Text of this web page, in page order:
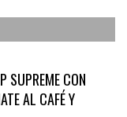
SUPREME CON
AL CAFÉ Y